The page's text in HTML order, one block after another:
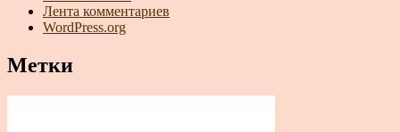
Лента комментариев
WordPress.org
Метки